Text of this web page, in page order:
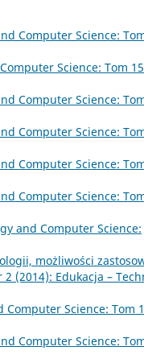
Computer Science:
Science: Tom
Computer Science:
Computer Science:
Computer Science:
Computer Science:
and Computer Science:
możliwości
(2014): Edukacja –
Science: Tom
Computer Science: